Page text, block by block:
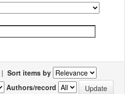
| Sort items by
Authors/record